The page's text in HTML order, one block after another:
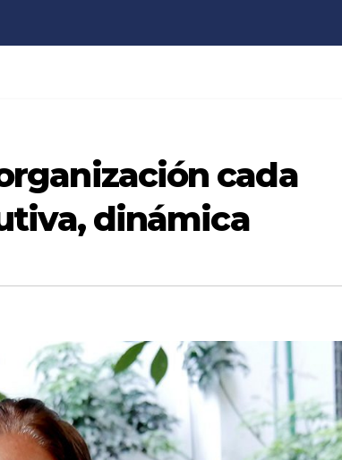
cada
dinámica
CIEGO DE ÁVILA DESTACADA
SOCIEDAD
Sistema de
CIEGO DE ÁVILA